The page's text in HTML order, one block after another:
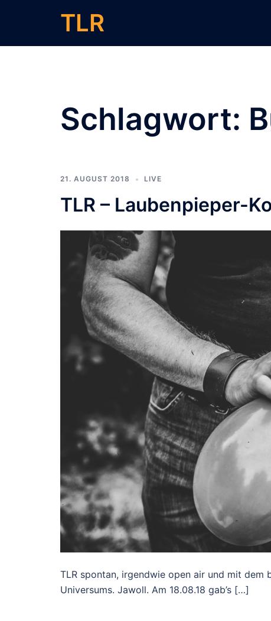
TLR
Schlagwort:
21. AUGUST 2018 LIVE
TLR – Laubenpieper-
TLR spontan, irgendwie open air und mit dem
Universums. Jawoll. Am 18.08.18 gab’s […]